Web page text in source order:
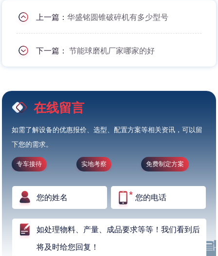
上一篇：华盛铭圆锥破碎机有多少型号
下一篇：节能球磨机厂家哪家的好
在线留言
如需了解设备的优惠报价、选型、配置方案等相关资讯，可以留
下您的需求。
专车接待 实地考察 免费制定方案